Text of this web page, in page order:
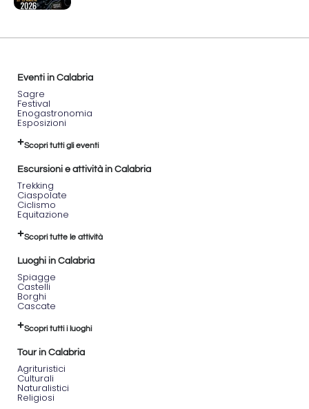
Eventi in Calabria
Sagre
Festival
Enogastronomia
Esposizioni
Scopri tutti gli eventi
Escursioni e attività in Calabria
Trekking
Ciaspolate
Ciclismo
Equitazione
Scopri tutte le attività
Luoghi in Calabria
Spiagge
Castelli
Borghi
Cascate
Scopri tutti i luoghi
Tour in Calabria
Agrituristici
Culturali
Naturalistici
Religiosi